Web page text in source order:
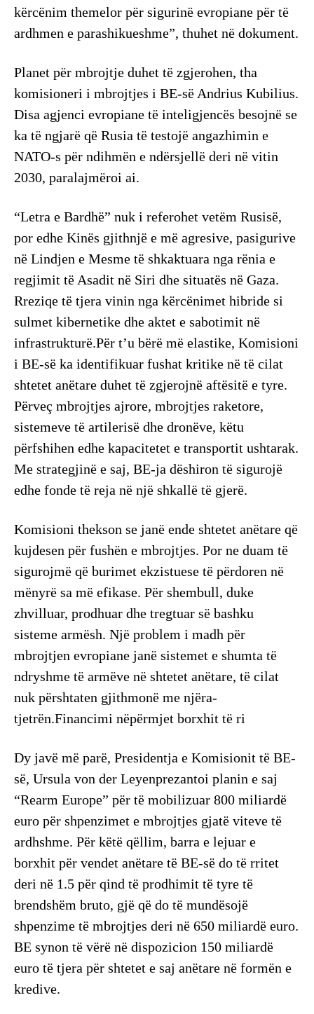
kërcënim themelor për sigurinë evropiane për të
ardhmen e parashikueshme”, thuhet në dokument.
Planet për mbrojtje duhet të zgjerohen, tha
komisioneri i mbrojtjes i BE-së Andrius Kubilius.
Disa agjenci evropiane të inteligjencës besojnë se
ka të ngjarë që Rusia të testojë angazhimin e
NATO-s për ndihmën e ndërsjellë deri në vitin
2030, paralajmëroi ai.
“Letra e Bardhë” nuk i referohet vetëm Rusisë,
por edhe Kinës gjithnjë e më agresive, pasigurive
në Lindjen e Mesme të shkaktuara nga rënia e
regjimit të Asadit në Siri dhe situatës në Gaza.
Rreziqe të tjera vinin nga kërcënimet hibride si
sulmet kibernetike dhe aktet e sabotimit në
infrastrukturë.Për t’u bërë më elastike, Komisioni
i BE-së ka identifikuar fushat kritike në të cilat
shtetet anëtare duhet të zgjerojnë aftësitë e tyre.
Përveç mbrojtjes ajrore, mbrojtjes raketore,
sistemeve të artilerisë dhe dronëve, këtu
përfshihen edhe kapacitetet e transportit ushtarak.
Me strategjinë e saj, BE-ja dëshiron të sigurojë
edhe fonde të reja në një shkallë të gjerë.
Komisioni thekson se janë ende shtetet anëtare që
kujdesen për fushën e mbrojtjes. Por ne duam të
sigurojmë që burimet ekzistuese të përdoren në
mënyrë sa më efikase. Për shembull, duke
zhvilluar, prodhuar dhe tregtuar së bashku
sisteme armësh. Një problem i madh për
mbrojtjen evropiane janë sistemet e shumta të
ndryshme të armëve në shtetet anëtare, të cilat
nuk përshtaten gjithmonë me njëra-
tjetrën.Financimi nëpërmjet borxhit të ri
Dy javë më parë, Presidentja e Komisionit të BE-
së, Ursula von der Leyenprezantoi planin e saj
“Rearm Europe” për të mobilizuar 800 miliardë
euro për shpenzimet e mbrojtjes gjatë viteve të
ardhshme. Për këtë qëllim, barra e lejuar e
borxhit për vendet anëtare të BE-së do të rritet
deri në 1.5 për qind të prodhimit të tyre të
brendshëm bruto, gjë që do të mundësojë
shpenzime të mbrojtjes deri në 650 miliardë euro.
BE synon të vërë në dispozicion 150 miliardë
euro të tjera për shtetet e saj anëtare në formën e
kredive.